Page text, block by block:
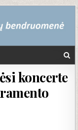
koncerte